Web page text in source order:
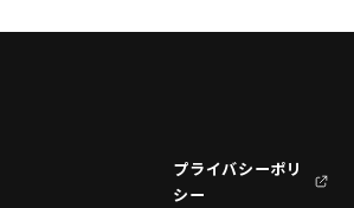
プライバシーポリ
シー